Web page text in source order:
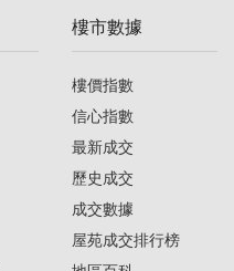
樓市數據
樓價指數
信心指數
最新成交
歷史成交
成交數據
屋苑成交排行榜